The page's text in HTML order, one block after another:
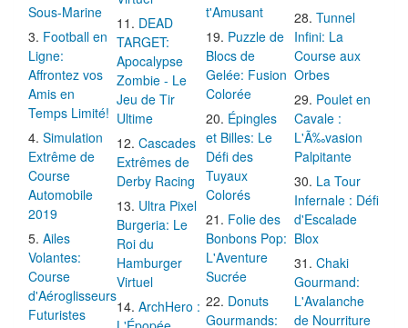
Sous-Marine
Football en
Ligne:
Affrontez vos
Amis en
Temps Limité!
Simulation
Extrême de
Course
Automobile
2019
Ailes
Volantes:
Course
d'Aéroglisseurs
Futuristes
DEAD
TARGET:
Apocalypse
Zombie - Le
Jeu de Tir
Ultime
Cascades
Extrêmes de
Derby Racing
Ultra Pixel
Burgeria: Le
Roi du
Hamburger
Virtuel
ArchHero :
L'Épopée
t'Amusant
Puzzle de
Blocs de
Gelée: Fusion
Colorée
Épingles
et Billes: Le
Défi des
Tuyaux
Colorés
Folie des
Bonbons Pop:
L'Aventure
Sucrée
Donuts
Gourmands:
Tunnel
Infini: La
Course aux
Orbes
Poulet en
Cavale :
L'Ã‰vasion
Palpitante
La Tour
Infernale : Défi
d'Escalade
Blox
Chaki
Gourmand:
L'Avalanche
de Nourriture